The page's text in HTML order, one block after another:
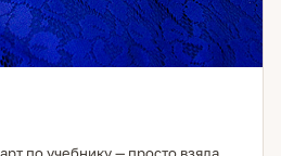
по учебнику — просто взяла